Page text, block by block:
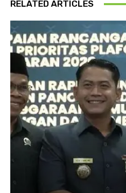
RELATED ARTICLES